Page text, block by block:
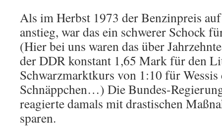
Als im Herbst 1973 der Benzinpreis
anstieg, war das ein schwerer Schock
(Hier bei uns waren das über
der DDR konstant 1,65 Mark für den
Schwarzmarktkurs von 1:10 für Wessis
Schnäppchen…) Die Bundes-
reagierte damals mit drastischen
sparen.